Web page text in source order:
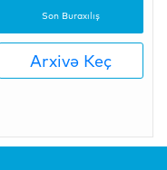
Son Buraxılış
Arxivə Keç